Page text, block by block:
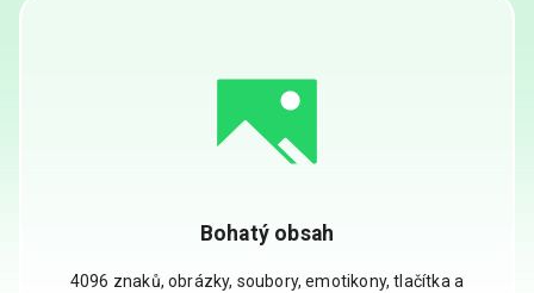
Bohatý obsah
4096 znaků, obrázky, soubory, emotikony, tlačítka a